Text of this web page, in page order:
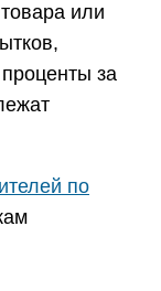
или
за
по